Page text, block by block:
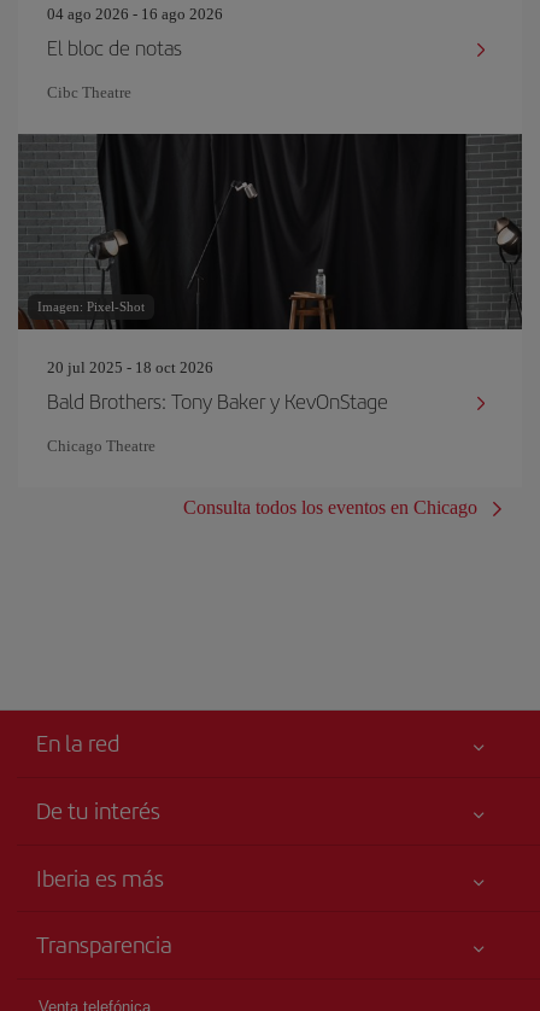
04 ago 2026 - 16 ago 2026
El bloc de notas
Cibc Theatre
Imagen: Pixel-Shot
20 jul 2025 - 18 oct 2026
Bald Brothers: Tony Baker y KevOnStage
Chicago Theatre
Consulta todos los eventos en Chicago
En la red
De tu interés
Accesibilidad
Mapa del sitio
Iberia es más
Grupo Iberia
Accionistas e Inversores
Transparencia
Venta telefónica